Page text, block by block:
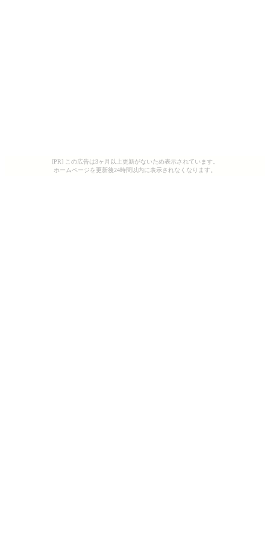
[PR] この広告は3ヶ月以上更新がないため表示されています。
ホームページを更新後24時間以内に表示されなくなります。